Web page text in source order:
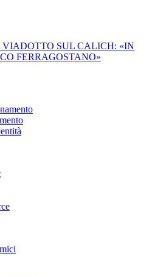
VIADOTTO SUL CALICH: «IN
FERRAGOSTANO»